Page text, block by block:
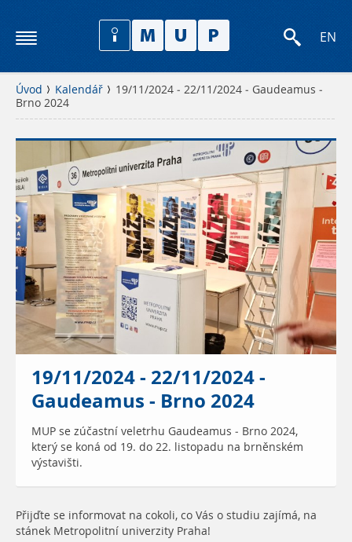
EN
Úvod Kalendář
19/11/2024 - 22/11/2024 - Gaudeamus -
Brno 2024
19/11/2024 - 22/11/2024 -
Gaudeamus - Brno 2024
MUP se zúčastní veletrhu Gaudeamus - Brno 2024,
který se koná od 19. do 22. listopadu na brněnském
výstavišti.
Přijďte se informovat na cokoli, co Vás o studiu zajímá, na
stánek Metropolitní univerzity Praha!